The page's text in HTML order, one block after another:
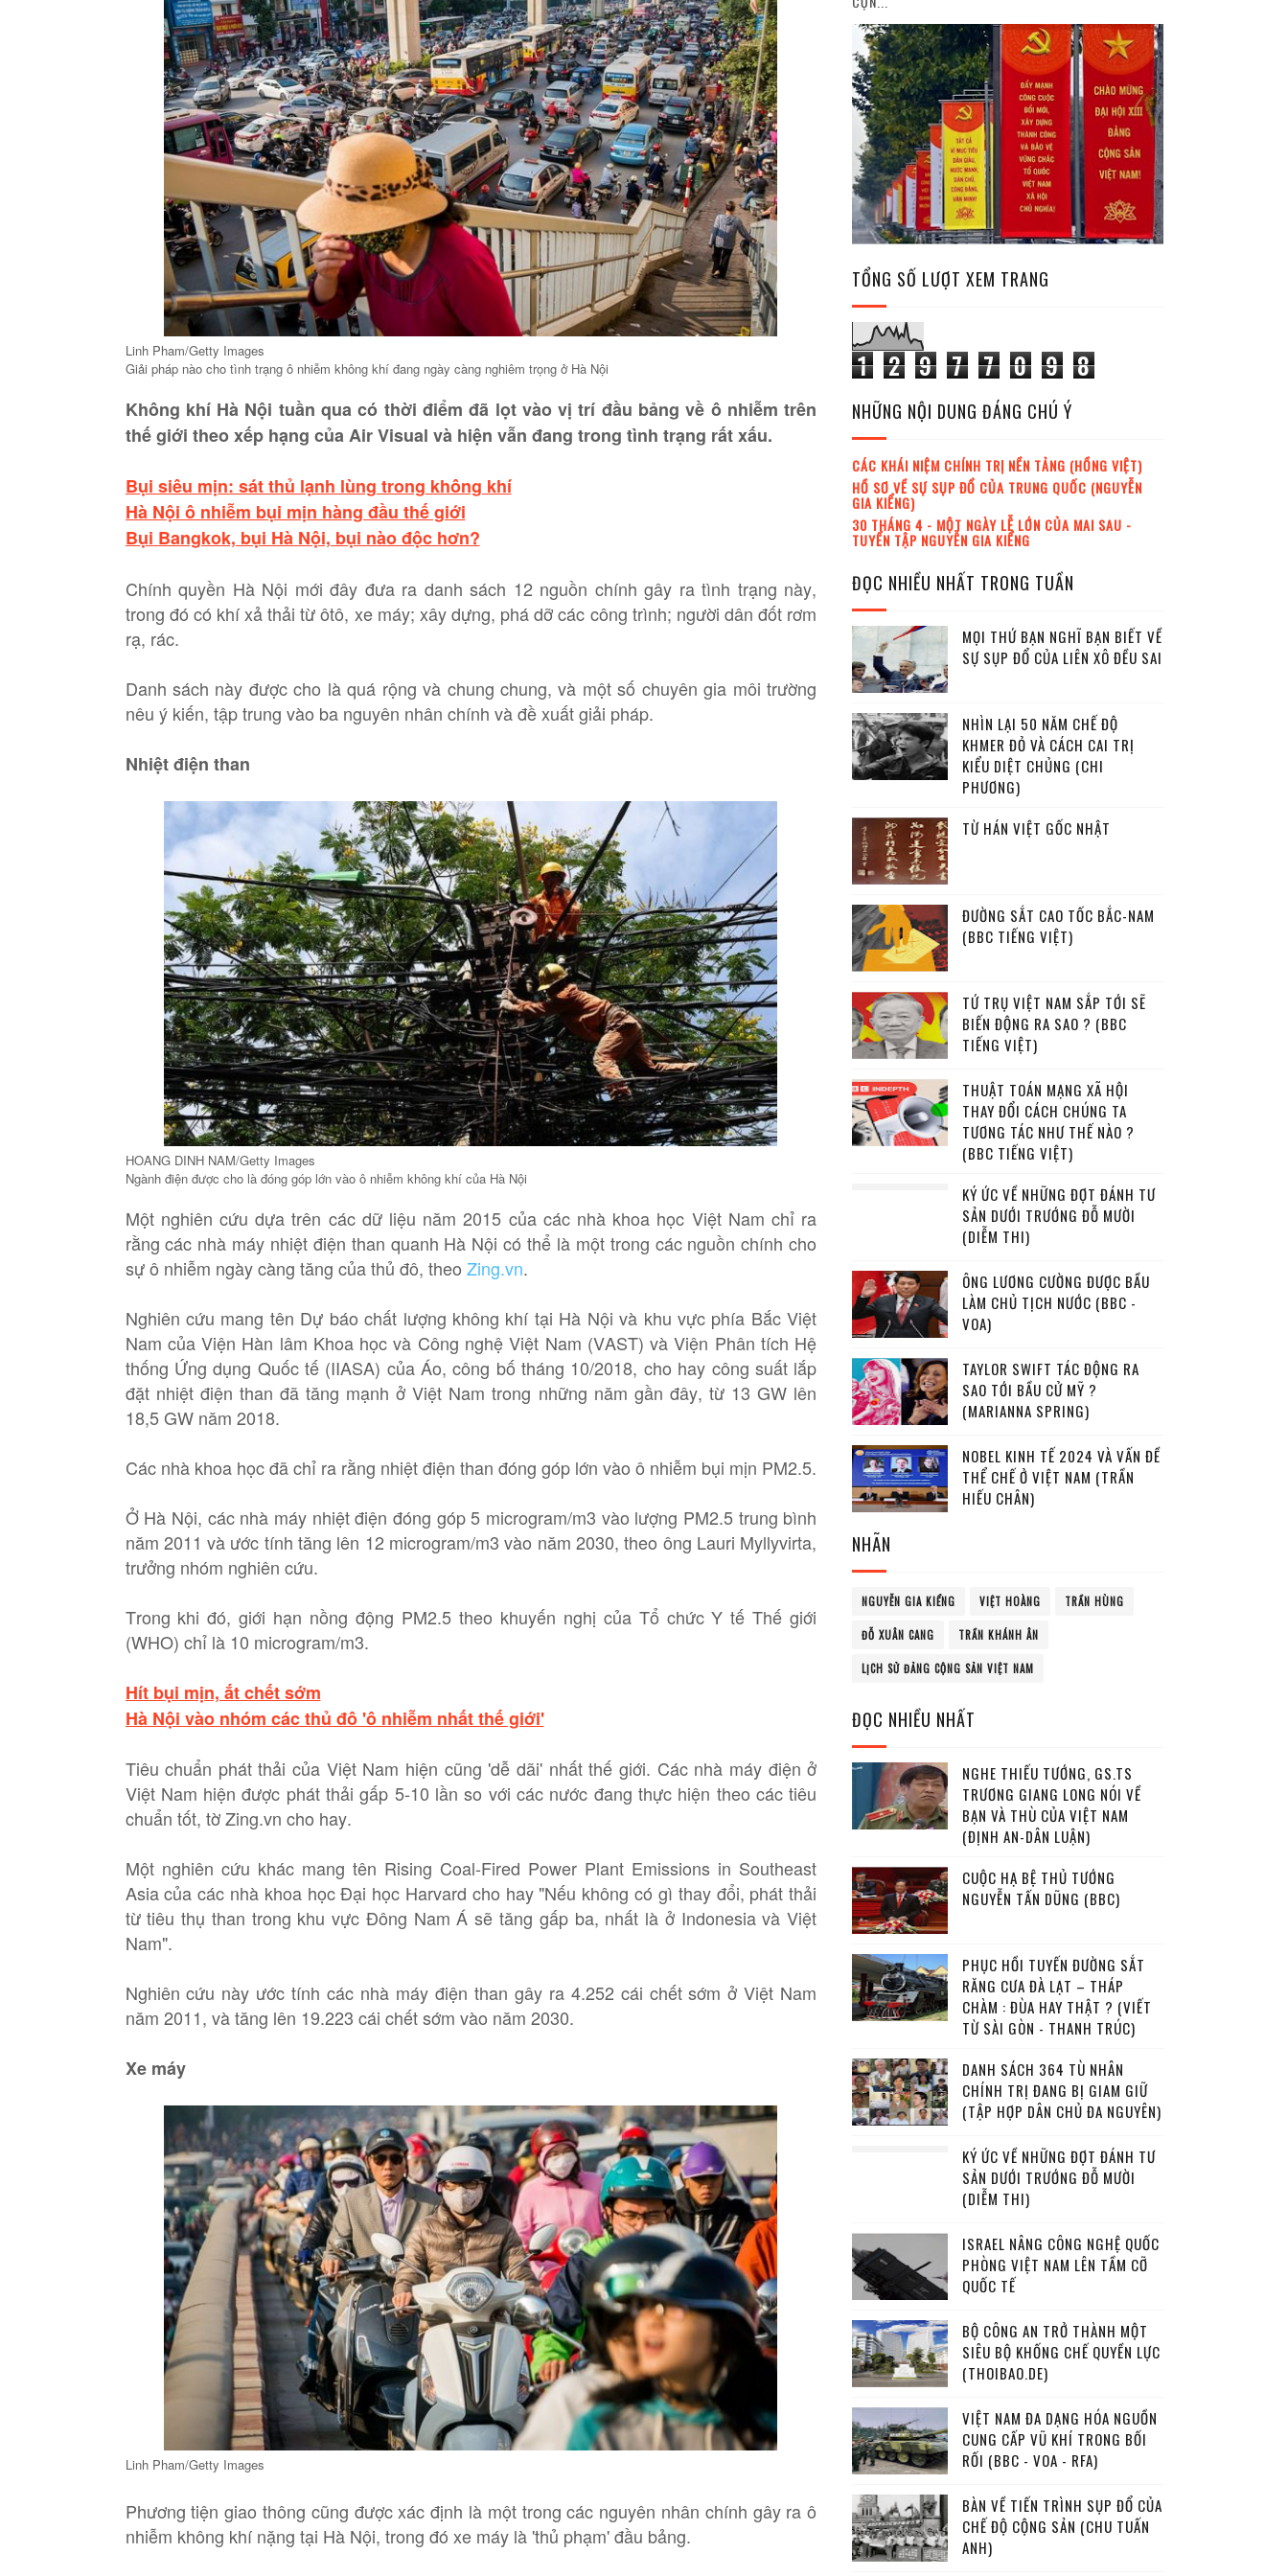
Linh Pham/Getty Images
Giải pháp nào cho tình trạng ô nhiễm không khí đang ngày càng nghiêm trọng ở Hà Nội
Không khí Hà Nội tuần qua có thời điểm đã lọt vào vị trí đầu bảng về ô nhiễm trên
thế giới theo xếp hạng của Air Visual và hiện vẫn đang trong tình trạng rất xấu.
Bụi siêu mịn: sát thủ lạnh lùng trong không khí
Hà Nội ô nhiễm bụi mịn hàng đầu thế giới
Bụi Bangkok, bụi Hà Nội, bụi nào độc hơn?
Chính quyền Hà Nội mới đây đưa ra danh sách 12 nguồn chính gây ra tình trạng này,
trong đó có khí xả thải từ ôtô, xe máy; xây dựng, phá dỡ các công trình; người dân đốt rơm
rạ, rác.
Danh sách này được cho là quá rộng và chung chung, và một số chuyên gia môi trường
nêu ý kiến, tập trung vào ba nguyên nhân chính và đề xuất giải pháp.
Nhiệt điện than
HOANG DINH NAM/Getty Images
Ngành điện được cho là đóng góp lớn vào ô nhiễm không khí của Hà Nội
Một nghiên cứu dựa trên các dữ liệu năm 2015 của các nhà khoa học Việt Nam chỉ ra
rằng các nhà máy nhiệt điện than quanh Hà Nội có thể là một trong các nguồn chính cho
sự ô nhiễm ngày càng tăng của thủ đô, theo Zing.vn.
Nghiên cứu mang tên Dự báo chất lượng không khí tại Hà Nội và khu vực phía Bắc Việt
Nam của Viện Hàn lâm Khoa học và Công nghệ Việt Nam (VAST) và Viện Phân tích Hệ
thống Ứng dụng Quốc tế (IIASA) của Áo, công bố tháng 10/2018, cho hay công suất lắp
đặt nhiệt điện than đã tăng mạnh ở Việt Nam trong những năm gần đây, từ 13 GW lên
18,5 GW năm 2018.
Các nhà khoa học đã chỉ ra rằng nhiệt điện than đóng góp lớn vào ô nhiễm bụi mịn PM2.5.
Ở Hà Nội, các nhà máy nhiệt điện đóng góp 5 microgram/m3 vào lượng PM2.5 trung bình
năm 2011 và ước tính tăng lên 12 microgram/m3 vào năm 2030, theo ông Lauri Myllyvirta,
trưởng nhóm nghiên cứu.
Trong khi đó, giới hạn nồng động PM2.5 theo khuyến nghị của Tổ chức Y tế Thế giới
(WHO) chỉ là 10 microgram/m3.
Hít bụi mịn, ắt chết sớm
Hà Nội vào nhóm các thủ đô 'ô nhiễm nhất thế giới'
Tiêu chuẩn phát thải của Việt Nam hiện cũng 'dễ dãi' nhất thế giới. Các nhà máy điện ở
Việt Nam hiện được phát thải gấp 5-10 lần so với các nước đang thực hiện theo các tiêu
chuẩn tốt, tờ Zing.vn cho hay.
Một nghiên cứu khác mang tên Rising Coal-Fired Power Plant Emissions in Southeast
Asia của các nhà khoa học Đại học Harvard cho hay "Nếu không có gì thay đổi, phát thải
từ tiêu thụ than trong khu vực Đông Nam Á sẽ tăng gấp ba, nhất là ở Indonesia và Việt
Nam".
Nghiên cứu này ước tính các nhà máy điện than gây ra 4.252 cái chết sớm ở Việt Nam
năm 2011, và tăng lên 19.223 cái chết sớm vào năm 2030.
Xe máy
Linh Pham/Getty Images
Phương tiện giao thông cũng được xác định là một trong các nguyên nhân chính gây ra ô
nhiễm không khí nặng tại Hà Nội, trong đó xe máy là 'thủ phạm' đầu bảng.
TỔNG SỐ LƯỢT XEM TRANG
1 2 9 7 7 0 9 8
NHỮNG NỘI DUNG ĐÁNG CHÚ Ý
CÁC KHÁI NIỆM CHÍNH TRỊ NỀN TẢNG (HỒNG VIỆT)
HỒ SƠ VỀ SỰ SỤP ĐỔ CỦA TRUNG QUỐC (NGUYỄN
GIA KIỂNG)
30 THÁNG 4 - MỘT NGÀY LỄ LỚN CỦA MAI SAU -
TUYỂN TẬP NGUYỄN GIA KIỂNG
ĐỌC NHIỀU NHẤT TRONG TUẦN
MỌI THỨ BẠN NGHĨ BẠN BIẾT VỀ
SỰ SỤP ĐỔ CỦA LIÊN XÔ ĐỀU SAI
NHÌN LẠI 50 NĂM CHẾ ĐỘ
KHMER ĐỎ VÀ CÁCH CAI TRỊ
KIỂU DIỆT CHỦNG (CHI
PHƯƠNG)
TỪ HÁN VIỆT GỐC NHẬT
ĐƯỜNG SẮT CAO TỐC BẮC-NAM
(BBC TIẾNG VIỆT)
TỨ TRỤ VIỆT NAM SẮP TỚI SẼ
BIẾN ĐỘNG RA SAO ? (BBC
TIẾNG VIỆT)
THUẬT TOÁN MẠNG XÃ HỘI
THAY ĐỔI CÁCH CHÚNG TA
TƯƠNG TÁC NHƯ THẾ NÀO ?
(BBC TIẾNG VIỆT)
KÝ ỨC VỀ NHỮNG ĐỢT ĐÁNH TƯ
SẢN DƯỚI TRƯỚNG ĐỖ MƯỜI
(DIỄM THI)
ÔNG LƯƠNG CƯỜNG ĐƯỢC BẦU
LÀM CHỦ TỊCH NƯỚC (BBC -
VOA)
TAYLOR SWIFT TÁC ĐỘNG RA
SAO TỚI BẦU CỬ MỸ ?
(MARIANNA SPRING)
NOBEL KINH TẾ 2024 VÀ VẤN ĐỀ
THỂ CHẾ Ở VIỆT NAM (TRẦN
HIẾU CHÂN)
NHÃN
NGUYỄN GIA KIỂNG VIỆT HOÀNG TRẦN HÙNG
ĐỖ XUÂN CANG TRẦN KHÁNH ÂN
LỊCH SỬ ĐẢNG CỘNG SẢN VIỆT NAM
ĐỌC NHIỀU NHẤT
NGHE THIẾU TƯỚNG, GS.TS
TRƯƠNG GIANG LONG NÓI VỀ
BẠN VÀ THÙ CỦA VIỆT NAM
(ĐỊNH AN-DÂN LUẬN)
CUỘC HẠ BỆ THỦ TƯỚNG
NGUYỄN TẤN DŨNG (BBC)
PHỤC HỒI TUYẾN ĐƯỜNG SẮT
RĂNG CƯA ĐÀ LẠT – THÁP
CHÀM : ĐÙA HAY THẬT ? (VIẾT
TỪ SÀI GÒN - THANH TRÚC)
DANH SÁCH 364 TÙ NHÂN
CHÍNH TRỊ ĐANG BỊ GIAM GIỮ
(TẬP HỢP DÂN CHỦ ĐA NGUYÊN)
KÝ ỨC VỀ NHỮNG ĐỢT ĐÁNH TƯ
SẢN DƯỚI TRƯỚNG ĐỖ MƯỜI
(DIỄM THI)
ISRAEL NÂNG CÔNG NGHỆ QUỐC
PHÒNG VIỆT NAM LÊN TẦM CỠ
QUỐC TẾ
BỘ CÔNG AN TRỞ THÀNH MỘT
SIÊU BỘ KHỐNG CHẾ QUYỀN LỰC
(THOIBAO.DE)
VIỆT NAM ĐA DẠNG HÓA NGUỒN
CUNG CẤP VŨ KHÍ TRONG BỐI
RỐI (BBC - VOA - RFA)
BÀN VỀ TIẾN TRÌNH SỤP ĐỔ CỦA
CHẾ ĐỘ CỘNG SẢN (CHU TUẤN
ANH)